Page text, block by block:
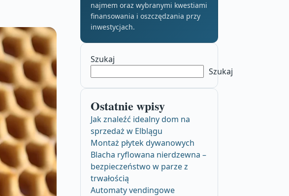
najmem oraz wybranymi kwestiami
finansowania i oszczędzania przy
inwestycjach.
Szukaj
Szukaj
Ostatnie wpisy
Jak znaleźć idealny dom na
sprzedaż w Elblągu
Montaż płytek dywanowych
Blacha ryflowana nierdzewna –
bezpieczeństwo w parze z
trwałością
Automaty vendingowe